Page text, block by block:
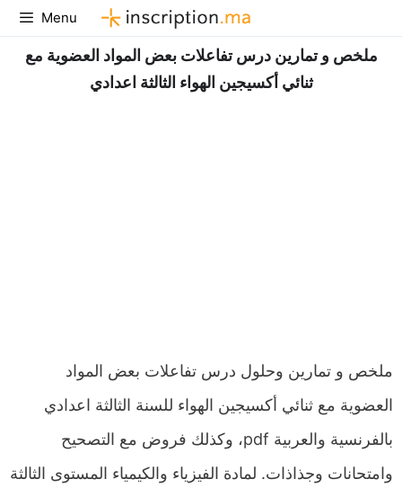
Aller
au
contenu
Menu
ملخص و تمارين درس تفاعلات بعض المواد العضوية مع
ثنائي أكسيجين الهواء الثالثة اعدادي
ملخص و تمارين وحلول درس تفاعلات بعض المواد
العضوية مع ثنائي أكسيجين الهواء للسنة الثالثة اعدادي
بالفرنسية والعربية pdf، وكذلك فروض مع التصحيح
وامتحانات وجذاذات. لمادة الفيزياء والكيمياء المستوى الثالثة